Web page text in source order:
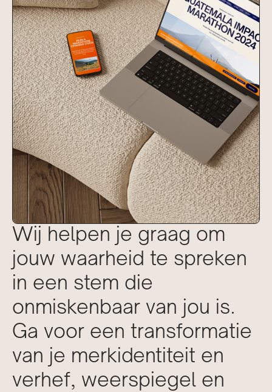
Wij helpen je graag om
jouw waarheid te spreken
in een stem die
onmiskenbaar van jou is.
Ga voor een transformatie
van je merkidentiteit en
verhef, weerspiegel en